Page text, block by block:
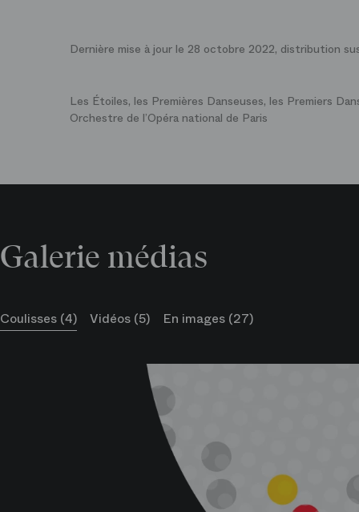
Dernière mise à jour le 28 octobre 2022, distribution
Les Étoiles, les Premières Danseuses, les Premiers
Orchestre de l’Opéra national de Paris
Galerie médias
Coulisses (4) Vidéos (5) En images (27)